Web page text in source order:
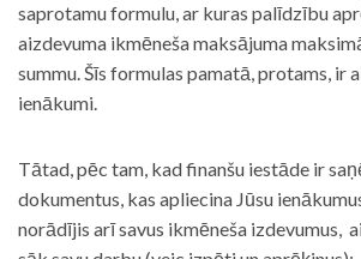
saprotamu formulu, ar kuras palīdzību
aizdevuma ikmēneša maksājuma
summu. Šīs formulas pamatā, protams, ir
ienākumi.
Tātad, pēc tam, kad finanšu iestāde ir
dokumentus, kas apliecina Jūsu
norādījis arī savus ikmēneša izdevumus,